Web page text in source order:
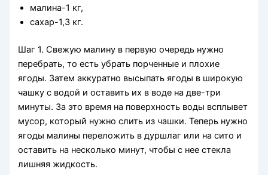
малина-1 кг,
сахар-1,3 кг.
Шаг 1. Свежую малину в первую очередь нужно
перебрать, то есть убрать порченные и плохие
ягоды. Затем аккуратно высыпать ягоды в широкую
чашку с водой и оставить их в воде на две-три
минуты. За это время на поверхность воды всплывет
мусор, который нужно слить из чашки. Теперь нужно
ягоды малины переложить в дуршлаг или на сито и
оставить на несколько минут, чтобы с нее стекла
лишняя жидкость.